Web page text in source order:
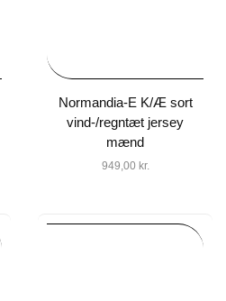
Normandia-E K/Æ sort
vind-/regntæt jersey
mænd
949,00 kr.